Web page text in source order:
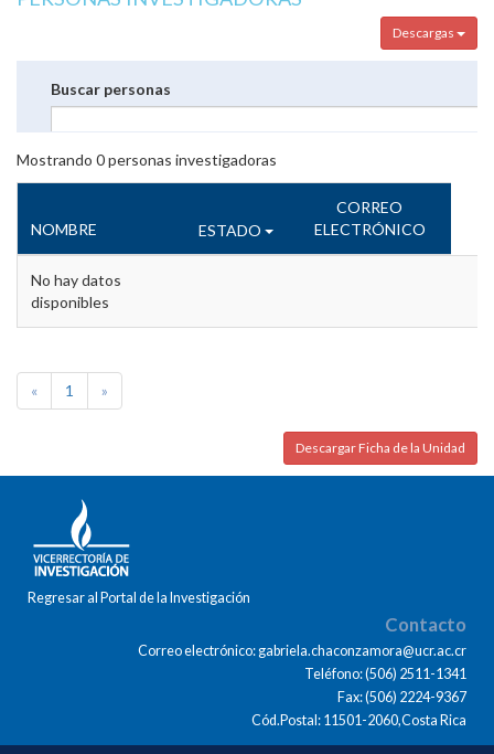
Descargas
Buscar personas
Mostrando 0personas investigadoras
NOMBRE ESTADO
CORREO
ELECTRÓNICO
No hay datos
disponibles
« 1 »
Descargar Ficha de la Unidad
Regresar al Portal de la Investigación
Contacto
Correo electrónico: gabriela.chaconzamora@ucr.ac.cr
Teléfono: (506) 2511-1341
Fax: (506) 2224-9367
Cód.Postal: 11501-2060,Costa Rica